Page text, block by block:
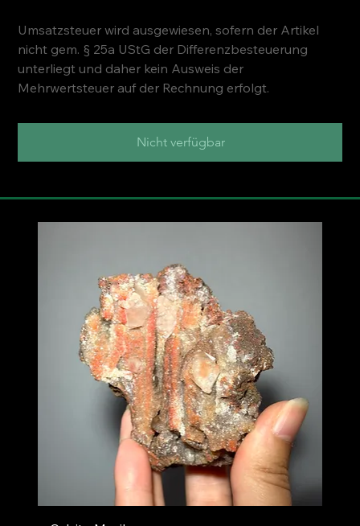
Umsatzsteuer wird ausgewiesen, sofern der Artikel
nicht gem. § 25a UStG der Differenzbesteuerung
unterliegt und daher kein Ausweis der
Mehrwertsteuer auf der Rechnung erfolgt.
Nicht verfügbar